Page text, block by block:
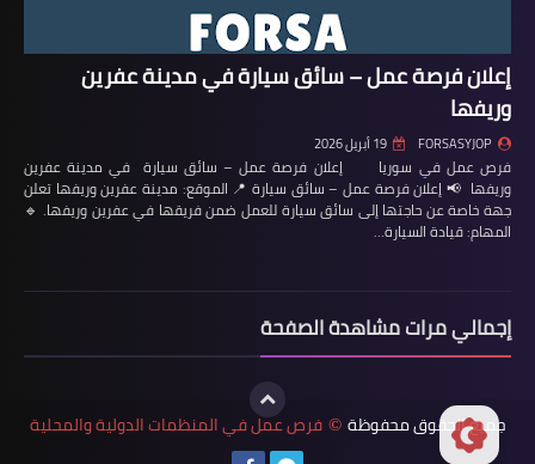
إعلان فرصة عمل – سائق سيارة في مدينة عفرين
وريفها
FORSASYJOP 19 أبريل 2026
فرص عمل في سوريا إعلان فرصة عمل – سائق سيارة في مدينة عفرين
وريفها 📢 إعلان فرصة عمل – سائق سيارة 📍 الموقع: مدينة عفرين وريفها تعلن
جهة خاصة عن حاجتها إلى سائق سيارة للعمل ضمن فريقها في عفرين وريفها. 🔹
المهام: قيادة السيارة…
إجمالي مرات مشاهدة الصفحة
جميع الحقوق محفوظة © فرص عمل في المنظمات الدولية والمحلية